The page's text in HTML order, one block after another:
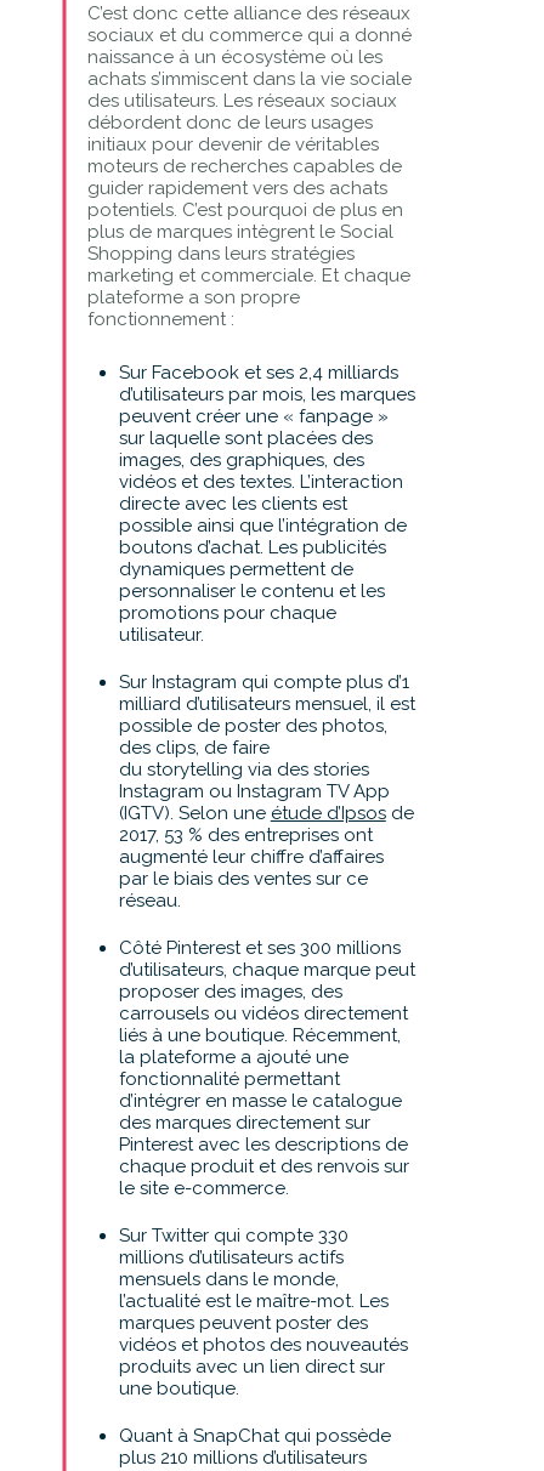
C’est donc cette alliance des réseaux
sociaux et du commerce qui a donné
naissance à un écosystème où les
achats s’immiscent dans la vie sociale
des utilisateurs. Les réseaux sociaux
débordent donc de leurs usages
initiaux pour devenir de véritables
moteurs de recherches capables de
guider rapidement vers des achats
potentiels. C’est pourquoi de plus en
plus de marques intègrent le Social
Shopping dans leurs stratégies
marketing et commerciale. Et chaque
plateforme a son propre
fonctionnement :
Sur Facebook et ses 2,4 milliards
d’utilisateurs par mois, les marques
peuvent créer une « fanpage »
sur laquelle sont placées des
images, des graphiques, des
vidéos et des textes. L’interaction
directe avec les clients est
possible ainsi que l’intégration de
boutons d’achat. Les publicités
dynamiques permettent de
personnaliser le contenu et les
promotions pour chaque
utilisateur.
Sur Instagram qui compte plus d’1
milliard d’utilisateurs mensuel, il est
possible de poster des photos,
des clips, de faire
du storytelling via des stories
Instagram ou Instagram TV App
(IGTV). Selon une étude d’Ipsosde
2017, 53 % des entreprises ont
augmenté leur chiffre d’affaires
par le biais des ventes sur ce
réseau.
Côté Pinterest et ses 300 millions
d’utilisateurs, chaque marque peut
proposer des images, des
carrousels ou vidéos directement
liés à une boutique. Récemment,
la plateforme a ajouté une
fonctionnalité permettant
d’intégrer en masse le catalogue
des marques directement sur
Pinterest avec les descriptions de
chaque produit et des renvois sur
le site e-commerce.
Sur Twitter qui compte 330
millions d’utilisateurs actifs
mensuels dans le monde,
l’actualité est le maître-mot. Les
marques peuvent poster des
vidéos et photos des nouveautés
produits avec un lien direct sur
une boutique.
Quant à SnapChat qui possède
plus 210 millions d’utilisateurs